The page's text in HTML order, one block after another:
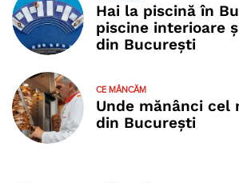
Hai la piscină în
piscine interioare
din București
CE MÂNCĂM
Unde mănânci cel
din București